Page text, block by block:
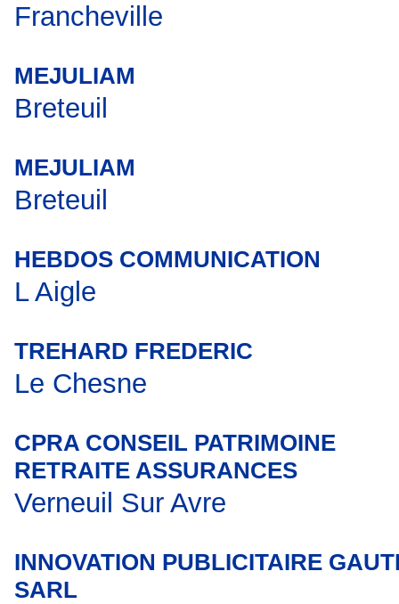
Francheville
MEJULIAM
Breteuil
MEJULIAM
Breteuil
HEBDOS COMMUNICATION
L Aigle
TREHARD FREDERIC
Le Chesne
CPRA CONSEIL PATRIMOINE
RETRAITE ASSURANCES
Verneuil Sur Avre
INNOVATION PUBLICITAIRE
SARL